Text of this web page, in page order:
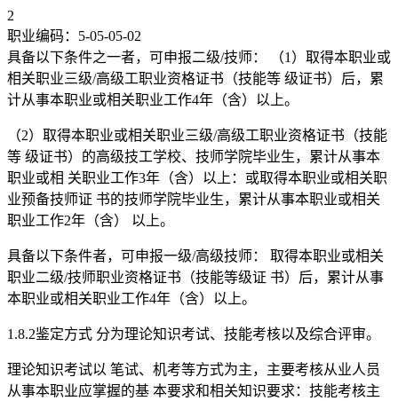
2
职业编码：5-05-05-02
具备以下条件之一者，可申报二级/技师： （1）取得本职业或
相关职业三级/高级工职业资格证书（技能等 级证书）后，累
计从事本职业或相关职业工作4年（含）以上。
（2）取得本职业或相关职业三级/高级工职业资格证书（技能
等 级证书）的高级技工学校、技师学院毕业生，累计从事本
职业或相 关职业工作3年（含）以上：或取得本职业或相关职
业预备技师证 书的技师学院毕业生，累计从事本职业或相关
职业工作2年（含） 以上。
具备以下条件者，可申报一级/高级技师： 取得本职业或相关
职业二级/技师职业资格证书（技能等级证 书）后，累计从事
本职业或相关职业工作4年（含）以上。
1.8.2鉴定方式 分为理论知识考试、技能考核以及综合评审。
理论知识考试以 笔试、机考等方式为主，主要考核从业人员
从事本职业应掌握的基 本要求和相关知识要求：技能考核主